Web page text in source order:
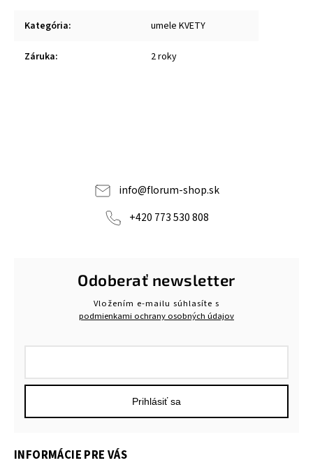
Kategória: umele KVETY
Záruka: 2 roky
info@florum-shop.sk
+420 773 530 808
Odoberať newsletter
Vložením e-mailu súhlasíte s
podmienkami ochrany osobných údajov
Prihlásiť sa
INFORMÁCIE PRE VÁS